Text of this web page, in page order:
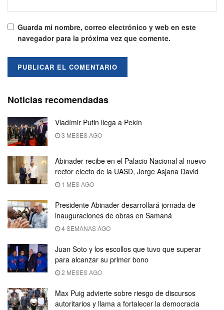
Guarda mi nombre, correo electrónico y web en este
navegador para la próxima vez que comente.
Noticias recomendadas
Vladímir Putin llega a Pekín
3 MESES AGO
Abinader recibe en el Palacio Nacional al nuevo
rector electo de la UASD, Jorge Asjana David
1 MES AGO
Presidente Abinader desarrollará jornada de
inauguraciones de obras en Samaná
4 SEMANAS AGO
Juan Soto y los escollos que tuvo que superar
para alcanzar su primer bono
2 MESES AGO
Max Puig advierte sobre riesgo de discursos
autoritarios y llama a fortalecer la democracia